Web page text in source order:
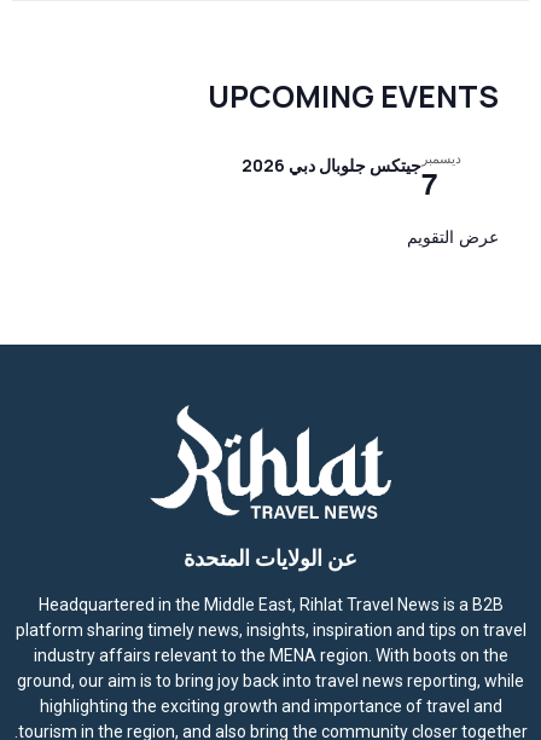
UPCOMING EVENTS
ديسمبر
7جيتكس جلوبال دبي 2026
عرض التقويم
عن الولايات المتحدة
Headquartered in the Middle East, Rihlat Travel News is a B2B
platform sharing timely news, insights, inspiration and tips on travel
industry affairs relevant to the MENA region. With boots on the
ground, our aim is to bring joy back into travel news reporting, while
highlighting the exciting growth and importance of travel and
tourism in the region, and also bring the community closer together.